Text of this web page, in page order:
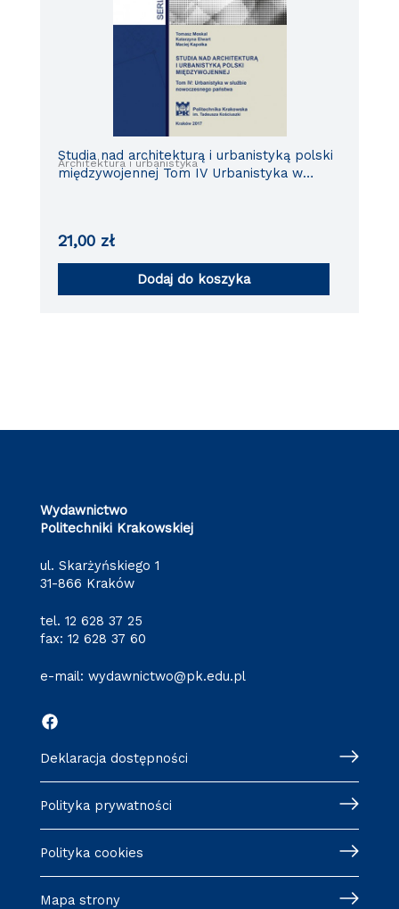
Architektura i urbanistyka
Studia nad architekturą i urbanistyką polski
międzywojennej Tom IV Urbanistyka w
21,00 zł
Dodaj do koszyka
Wydawnictwo
Politechniki Krakowskiej
ul. Skarżyńskiego 1
31-866 Kraków
tel. 12 628 37 25
fax: 12 628 37 60
e-mail: wydawnictwo@pk.edu.pl
Deklaracja dostępności
Polityka prywatności
Polityka cookies
Mapa strony